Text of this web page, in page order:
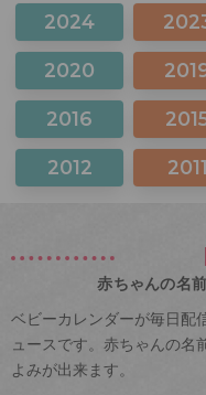
2024
2020
2016
2012 2011
赤ちゃんの名
ベビーカレンダーが毎日配
ュースです。赤ちゃんの名
よみが出来ます。